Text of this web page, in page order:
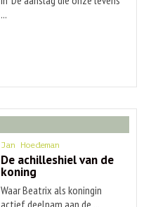
...
Jan Hoedeman
De achilleshiel van de
koning
Waar Beatrix als koningin
actief deelnam aan de ...